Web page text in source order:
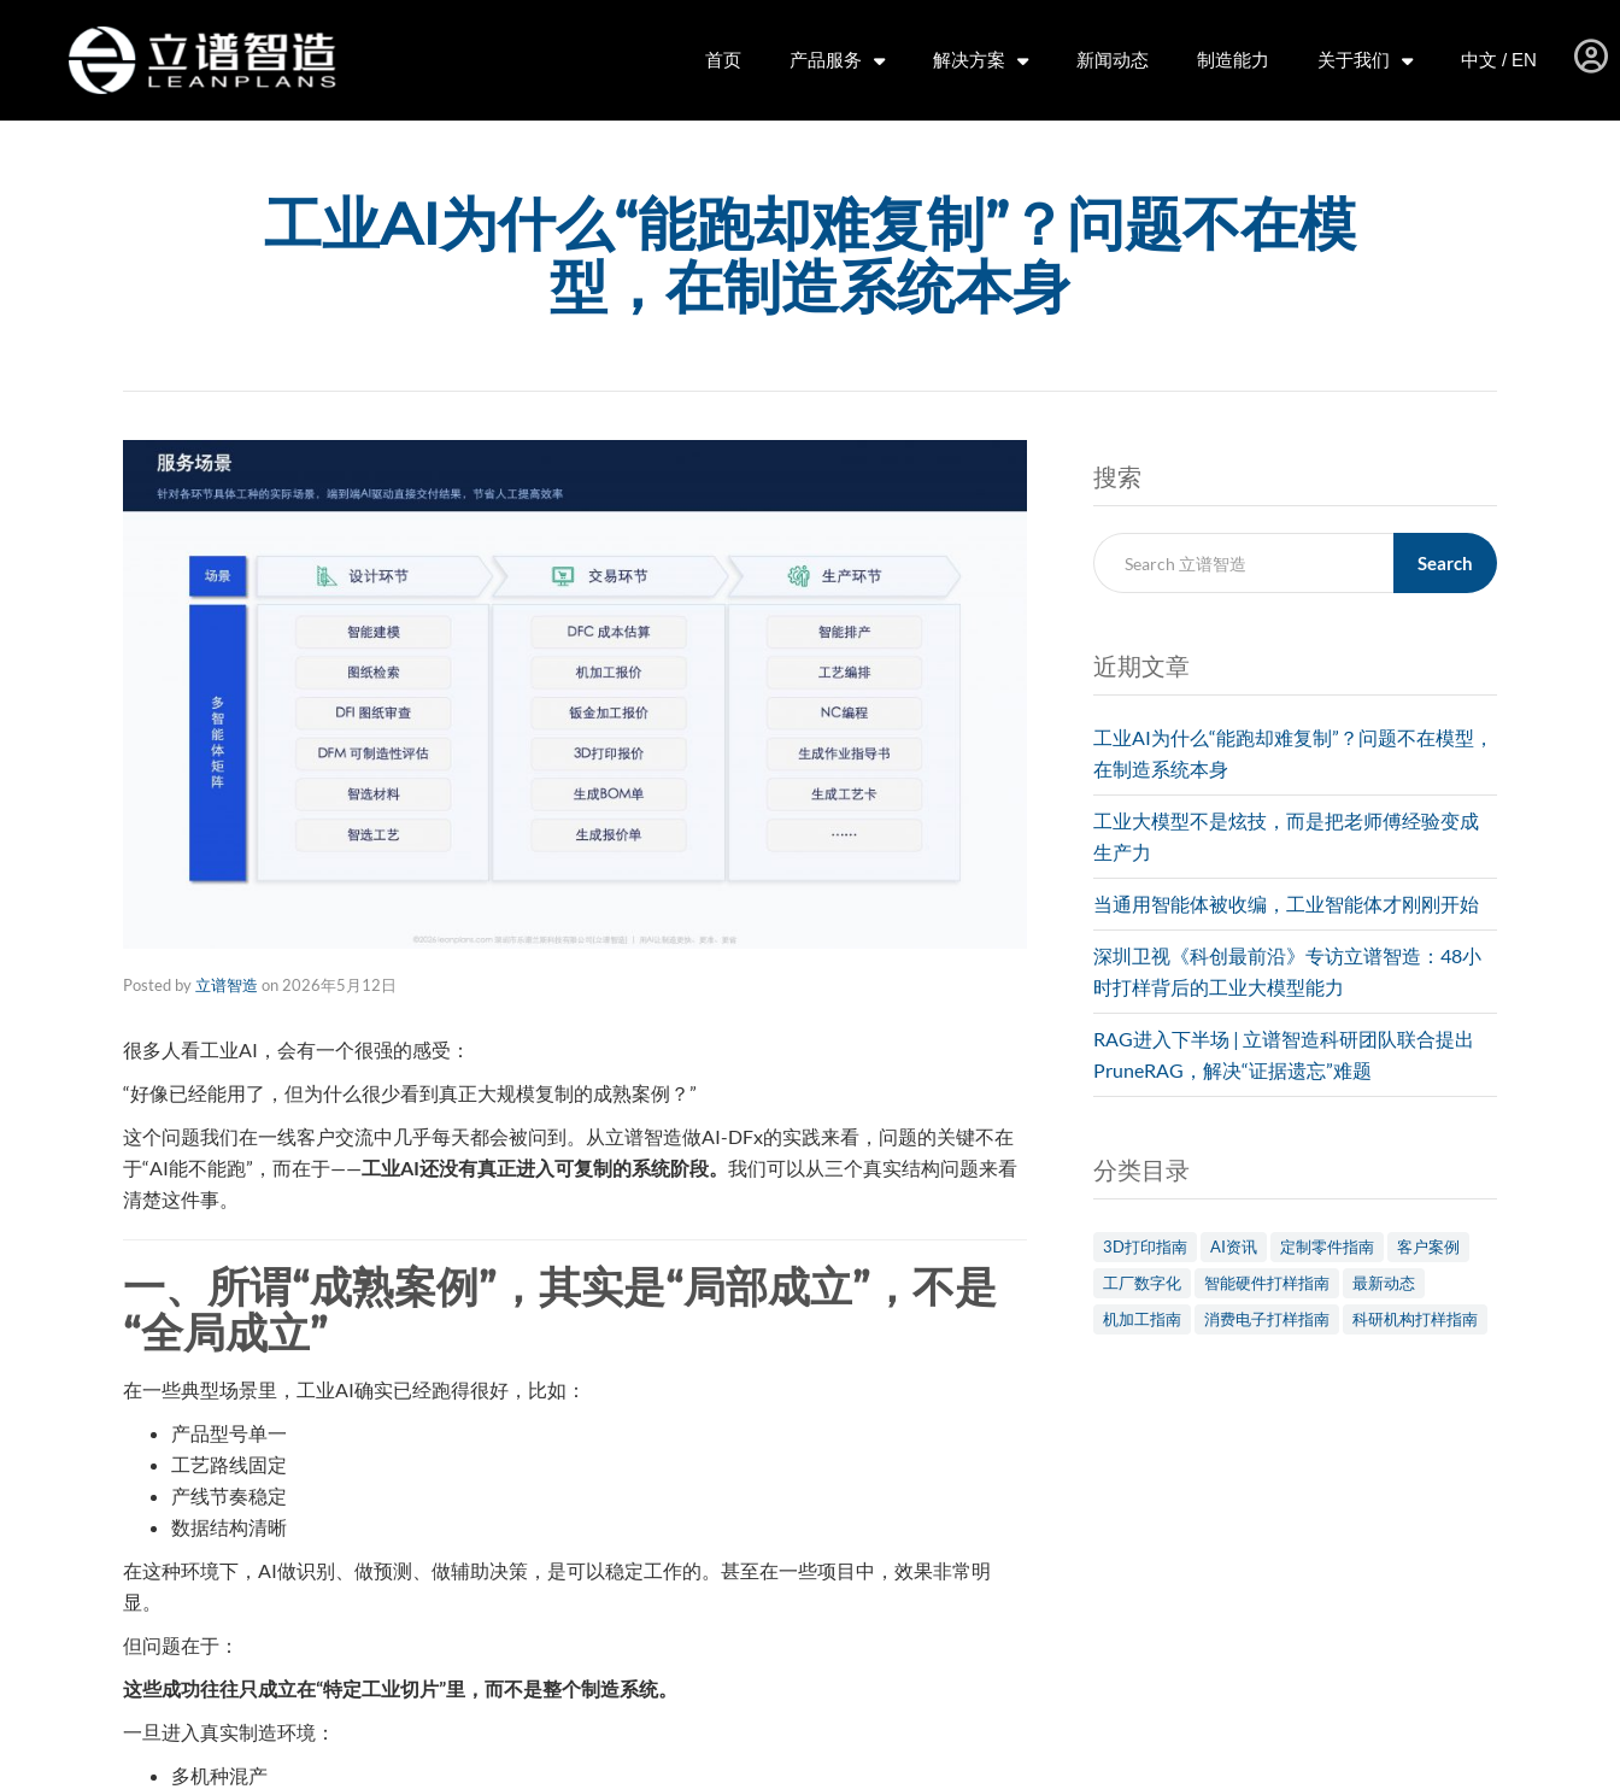
首页 产品服务 解决方案 新闻动态 制造能力 关于我们 中文 / EN
工业AI为什么“能跑却难复制”？问题不在模
型，在制造系统本身
Posted by 立谱智造 on 2026年5月12日
很多人看工业AI，会有一个很强的感受：
“好像已经能用了，但为什么很少看到真正大规模复制的成熟案例？”
这个问题我们在一线客户交流中几乎每天都会被问到。从立谱智造做AI-DFx的实践来看，问题的关键不在
于“AI能不能跑”，而在于——工业AI还没有真正进入可复制的系统阶段。 我们可以从三个真实结构问题来看
清楚这件事。
一、所谓“成熟案例”，其实是“局部成立”，不是
“全局成立”
在一些典型场景里，工业AI确实已经跑得很好，比如：
产品型号单一
工艺路线固定
产线节奏稳定
数据结构清晰
在这种环境下，AI做识别、做预测、做辅助决策，是可以稳定工作的。甚至在一些项目中，效果非常明
显。
但问题在于：
这些成功往往只成立在“特定工业切片”里，而不是整个制造系统。
一旦进入真实制造环境：
多机种混产
搜索
Search
近期文章
工业AI为什么“能跑却难复制”？问题不在模型，
在制造系统本身
工业大模型不是炫技，而是把老师傅经验变成
生产力
当通用智能体被收编，工业智能体才刚刚开始
深圳卫视《科创最前沿》专访立谱智造：48小
时打样背后的工业大模型能力
RAG进入下半场 | 立谱智造科研团队联合提出
PruneRAG，解决“证据遗忘”难题
分类目录
3D打印指南 AI资讯 定制零件指南
客户案例
工厂数字化
智能硬件打样指南
最新动态
机加工指南
消费电子打样指南 科研机构打样指南